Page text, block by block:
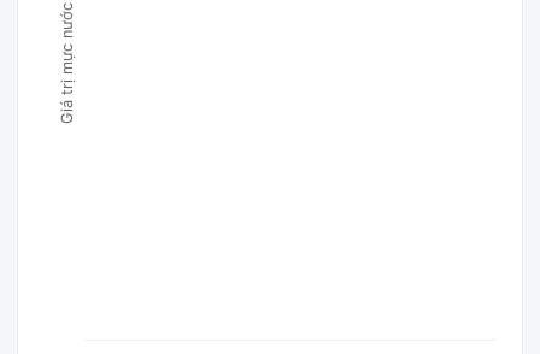
Giá trị mực nước